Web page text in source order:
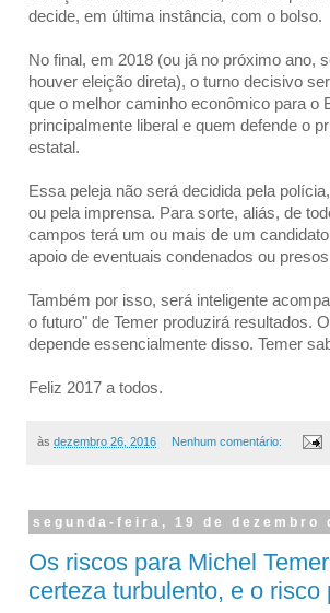
decide, em última instância, com o bolso.
No final, em 2018 (ou já no próximo ano,
houver eleição direta), o turno decisivo
que o melhor caminho econômico para o
principalmente liberal e quem defende o
estatal.
Essa peleja não será decidida pela
ou pela imprensa. Para sorte, aliás, de
campos terá um ou mais de um
apoio de eventuais condenados ou
Também por isso, será inteligente
o futuro" de Temer produzirá resultados.
depende essencialmente disso. Temer
Feliz 2017 a todos.
às dezembro 26, 2016 Nenhum comentário:
segunda-feira, 19 de dezembro
Os riscos para Michel
certeza turbulento, e o risco